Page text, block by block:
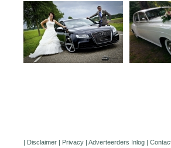
| Disclaimer | Privacy | Adverteerders Inlog |